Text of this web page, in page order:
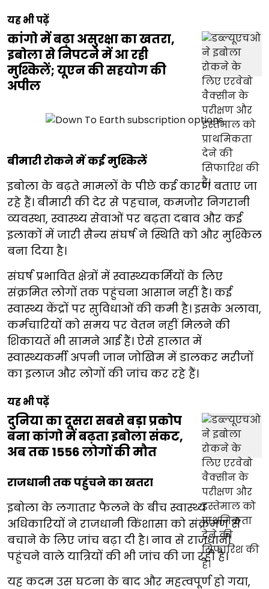
यह भी पढ़ें
कांगो में बढ़ा असुरक्षा का खतरा,
इबोला से निपटने में आ रही
मुश्किलें; यूएन की सहयोग की
अपील
बीमारी रोकने में कई मुश्किलें
इबोला के बढ़ते मामलों के पीछे कई कारण बताए जा
रहे हैं। बीमारी की देर से पहचान, कमजोर निगरानी
व्यवस्था, स्वास्थ्य सेवाओं पर बढ़ता दबाव और कई
इलाकों में जारी सैन्य संघर्ष ने स्थिति को और मुश्किल
बना दिया है।
संघर्ष प्रभावित क्षेत्रों में स्वास्थ्यकर्मियों के लिए
संक्रमित लोगों तक पहुंचना आसान नहीं है। कई
स्वास्थ्य केंद्रों पर सुविधाओं की कमी है। इसके अलावा,
कर्मचारियों को समय पर वेतन नहीं मिलने की
शिकायतें भी सामने आई हैं। ऐसे हालात में
स्वास्थ्यकर्मी अपनी जान जोखिम में डालकर मरीजों
का इलाज और लोगों की जांच कर रहे हैं।
यह भी पढ़ें
दुनिया का दूसरा सबसे बड़ा प्रकोप
बना कांगो में बढ़ता इबोला संकट,
अब तक 1556 लोगों की मौत
राजधानी तक पहुंचने का खतरा
इबोला के लगातार फैलने के बीच स्वास्थ्य
अधिकारियों ने राजधानी किंशासा को संक्रमण से
बचाने के लिए जांच बढ़ा दी है। नाव से राजधानी
पहुंचने वाले यात्रियों की भी जांच की जा रही है।
यह कदम उस घटना के बाद और महत्वपूर्ण हो गया,